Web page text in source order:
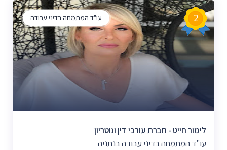
עו"ד המתמחה בדיני עבודה 2
לימור חייט - חברת עורכי דין ונוטריון
עו"ד המתמחה בדיני עבודה בנתניה